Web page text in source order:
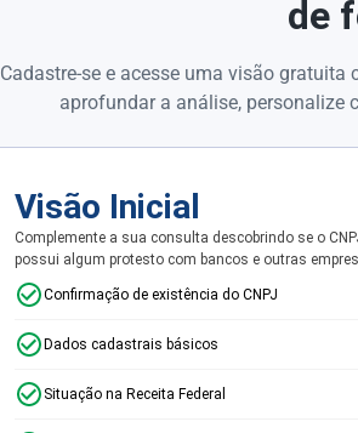
de
Cadastre-se e acesse uma visão
aprofundar a análise, personalize
Visão Inicial
Complemente a sua consulta descobrindo se o
possui algum protesto com bancos e outras
Confirmação de existência do CNPJ
Dados cadastrais básicos
Situação na Receita Federal